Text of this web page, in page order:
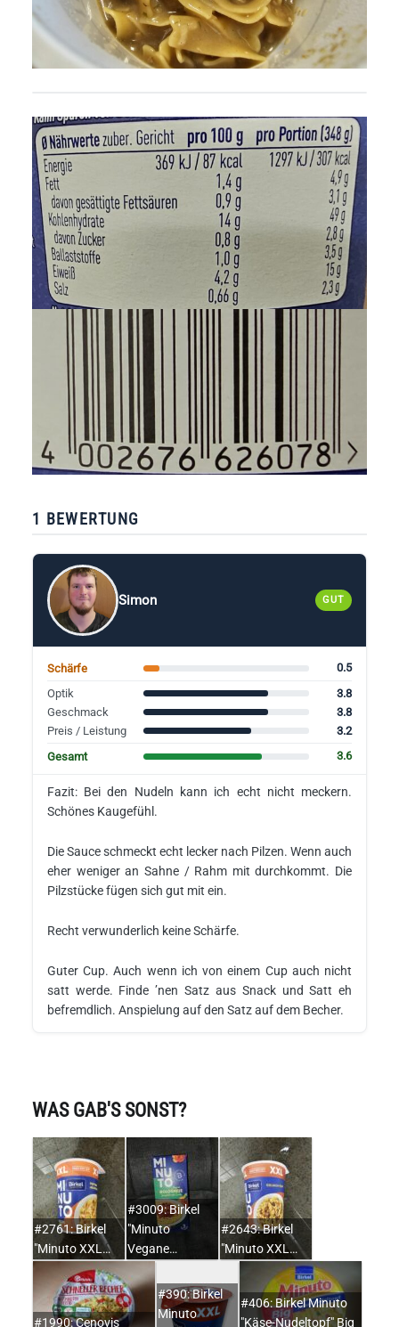
1 BEWERTUNG
Simon GUT
Schärfe
0.5
Optik
3.8
Geschmack
3.8
Preis / Leistung
3.2
Gesamt
3.6
Fazit: Bei den Nudeln kann ich echt nicht meckern.
Schönes Kaugefühl.
Die Sauce schmeckt echt lecker nach Pilzen. Wenn auch
eher weniger an Sahne / Rahm mit durchkommt. Die
Pilzstücke fügen sich gut mit ein.
Recht verwunderlich keine Schärfe.
Guter Cup. Auch wenn ich von einem Cup auch nicht
satt werde. Finde ’nen Satz aus Snack und Satt eh
befremdlich. Anspielung auf den Satz auf dem Becher.
WAS GAB'S SONST?
#2761: Birkel
"Minuto XXL…
#3009: Birkel
"Minuto
Vegane…
#2643: Birkel
"Minuto XXL…
#1990: Cenovis
#390: Birkel
Minuto
#406: Birkel Minuto
"Käse-Nudeltopf" Big